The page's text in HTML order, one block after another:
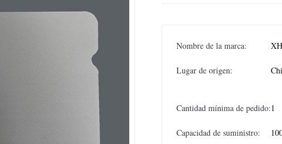
Nombre de la marca:
Lugar de origen:
Cantidad mínima de pedido:1
Capacidad de suministro: